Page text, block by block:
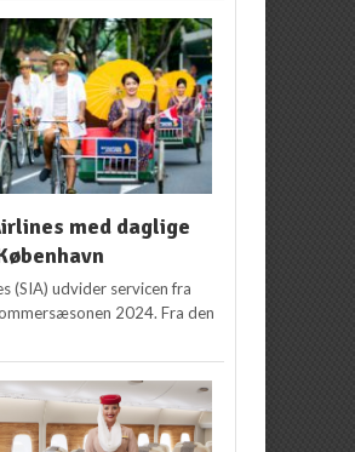
med daglige
(SIA) udvider servicen fra
2024. Fra den